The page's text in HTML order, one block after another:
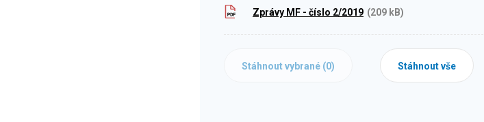
Zprávy MF - číslo 2/2019 (209 kB)
Stáhnout vybrané (0) Stáhnout vše